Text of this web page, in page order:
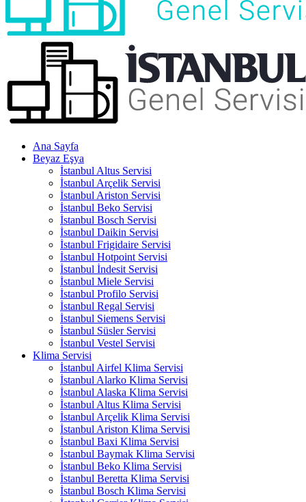
Ana Sayfa
Beyaz Eşya
İstanbul Altus Servisi
İstanbul Arçelik Servisi
İstanbul Ariston Servisi
İstanbul Beko Servisi
İstanbul Bosch Servisi
İstanbul Daikin Servisi
İstanbul Frigidaire Servisi
İstanbul Hotpoint Servisi
İstanbul İndesit Servisi
İstanbul Miele Servisi
İstanbul Profilo Servisi
İstanbul Regal Servisi
İstanbul Siemens Servisi
İstanbul Süsler Servisi
İstanbul Vestel Servisi
Klima Servisi
İstanbul Airfel Klima Servisi
İstanbul Alarko Klima Servisi
İstanbul Alaska Klima Servisi
İstanbul Altus Klima Servisi
İstanbul Arçelik Klima Servisi
İstanbul Ariston Klima Servisi
İstanbul Baxi Klima Servisi
İstanbul Baymak Klima Servisi
İstanbul Beko Klima Servisi
İstanbul Beretta Klima Servisi
İstanbul Bosch Klima Servisi